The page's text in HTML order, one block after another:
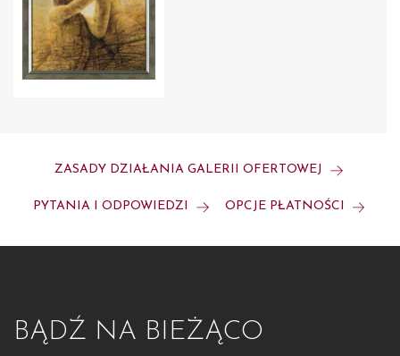
ZASADY DZIAŁANIA GALERII OFERTOWEJ
PYTANIA I ODPOWIEDZI OPCJE PŁATNOŚCI
BĄDŹ NA BIEŻĄCO